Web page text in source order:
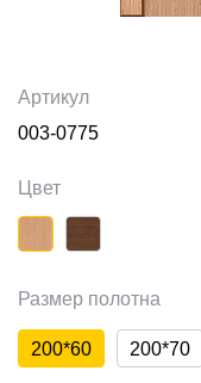
Артикул
003-0775
Цвет
Размер полотна
200*60 200*70